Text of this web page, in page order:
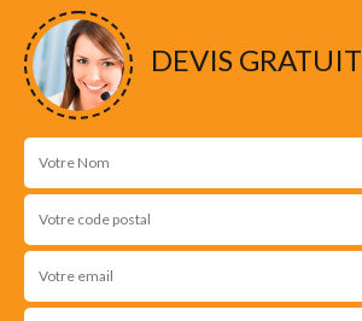
DEVIS GRATUIT